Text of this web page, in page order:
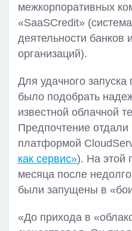
межкорпоративных
«SaaSCredit»
деятельности банков
организаций).
Для удачного
было подобрать
известной облачной
Предпочтение
платформой
как сервис»). На этой
месяца после
были запущены в
«До прихода в